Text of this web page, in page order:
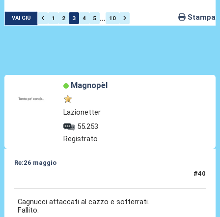
VAI GIÙ 1 2 3 4 5 ... 10 Stampa
Magnopèl
Lazionetter
55.253
Registrato
Re:26 maggio
#40
Cagnucci attaccati al cazzo e sotterrati.
Fallito.